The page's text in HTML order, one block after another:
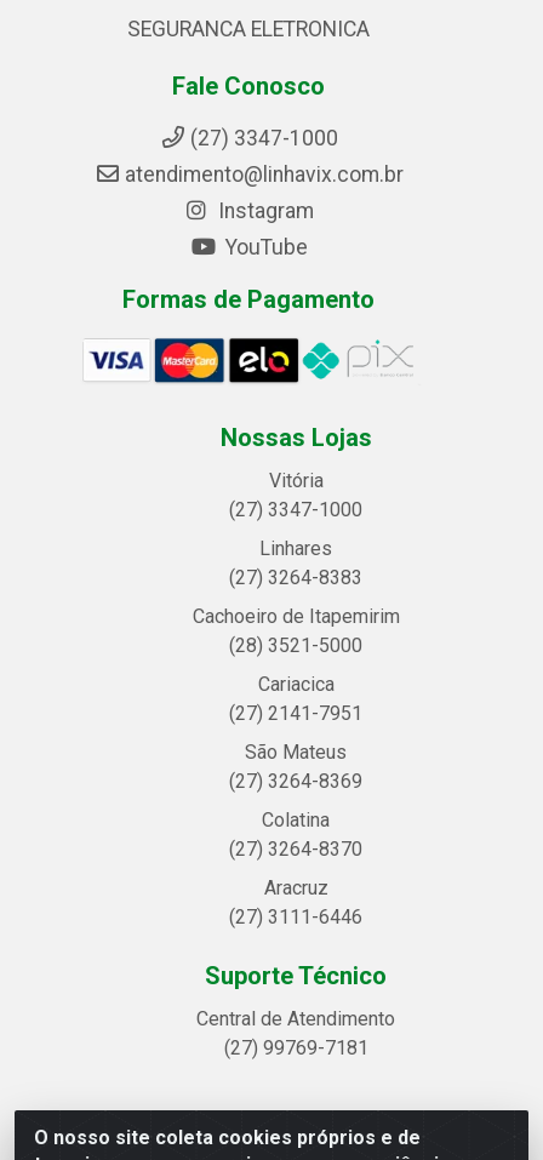
O nosso site coleta cookies próprios e de
SEGURANCA ELETRONICA
Fale Conosco
(27) 3347-1000
atendimento@linhavix.com.br
Instagram
YouTube
Formas de Pagamento
Nossas Lojas
Vitória
(27) 3347-1000
Linhares
(27) 3264-8383
Cachoeiro de Itapemirim
(28) 3521-5000
Cariacica
(27) 2141-7951
São Mateus
(27) 3264-8369
Colatina
(27) 3264-8370
Aracruz
(27) 3111-6446
Suporte Técnico
Central de Atendimento
(27) 99769-7181
Linhavix Distribuidora LTDA - Avenida Alegre, 2521 -